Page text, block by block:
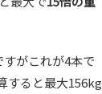
がこれが4本で
すると最大156kg